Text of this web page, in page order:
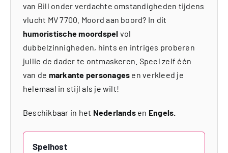
van Bill onder verdachte omstandigheden tijdens
vlucht MV 7700. Moord aan boord? In dit
humoristische moordspel vol
dubbelzinnigheden, hints en intriges proberen
jullie de dader te ontmaskeren. Speel zelf één
van de markante personages en verkleed je
helemaal in stijl als je wilt!
Beschikbaar in het Nederlandsen Engels.
Spelhost